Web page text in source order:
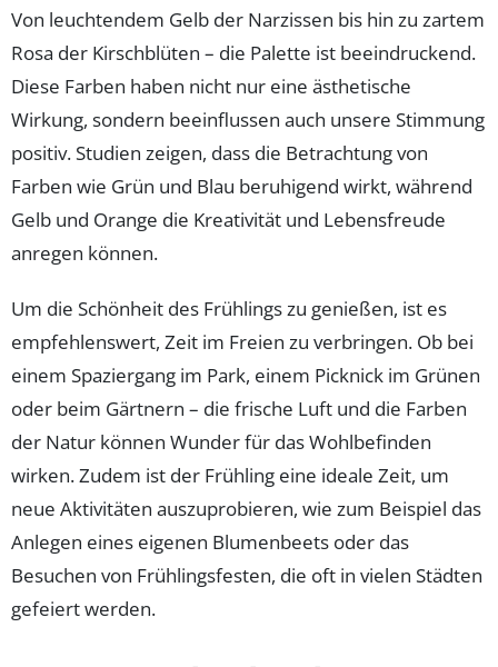
Von leuchtendem Gelb der Narzissen bis hin zu zartem
Rosa der Kirschblüten – die Palette ist beeindruckend.
Diese Farben haben nicht nur eine ästhetische
Wirkung, sondern beeinflussen auch unsere Stimmung
positiv. Studien zeigen, dass die Betrachtung von
Farben wie Grün und Blau beruhigend wirkt, während
Gelb und Orange die Kreativität und Lebensfreude
anregen können.
Um die Schönheit des Frühlings zu genießen, ist es
empfehlenswert, Zeit im Freien zu verbringen. Ob bei
einem Spaziergang im Park, einem Picknick im Grünen
oder beim Gärtnern – die frische Luft und die Farben
der Natur können Wunder für das Wohlbefinden
wirken. Zudem ist der Frühling eine ideale Zeit, um
neue Aktivitäten auszuprobieren, wie zum Beispiel das
Anlegen eines eigenen Blumenbeets oder das
Besuchen von Frühlingsfesten, die oft in vielen Städten
gefeiert werden.